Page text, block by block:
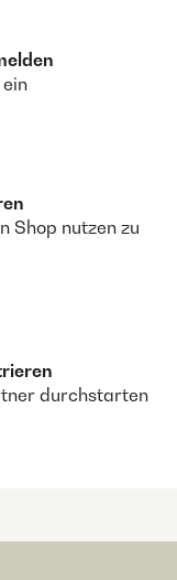
Shop nutzen zu
durchstarten